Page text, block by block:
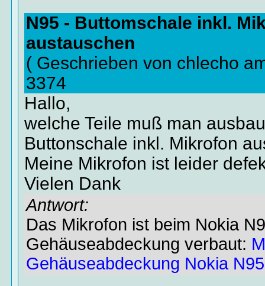
N95 - Buttomschale inkl.
austauschen
( Geschrieben von chlecho
3374
Hallo,
welche Teile muß man
Buttonschale inkl. Mikrofon
Meine Mikrofon ist leider
Vielen Dank
Antwort:
Das Mikrofon ist beim Nokia
Gehäuseabdeckung verbaut:
Gehäuseabdeckung Nokia N95